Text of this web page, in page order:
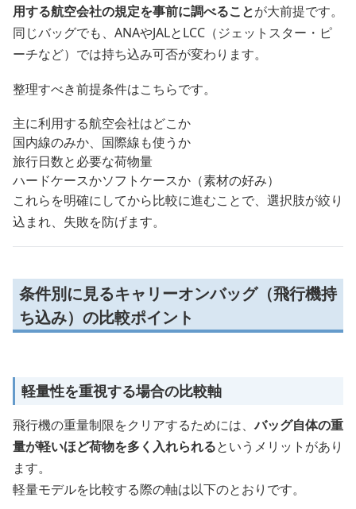
用する航空会社の規定を事前に調べることが大前提です。
同じバッグでも、ANAやJALとLCC（ジェットスター・ピ
ーチなど）では持ち込み可否が変わります。
整理すべき前提条件はこちらです。
主に利用する航空会社はどこか
国内線のみか、国際線も使うか
旅行日数と必要な荷物量
ハードケースかソフトケースか（素材の好み）
これらを明確にしてから比較に進むことで、選択肢が絞り
込まれ、失敗を防げます。
条件別に見るキャリーオンバッグ（飛行機持
ち込み）の比較ポイント
軽量性を重視する場合の比較軸
飛行機の重量制限をクリアするためには、バッグ自体の重
量が軽いほど荷物を多く入れられるというメリットがあり
ます。
軽量モデルを比較する際の軸は以下のとおりです。